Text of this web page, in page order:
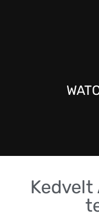
KÉNYELEM
Kedvelt